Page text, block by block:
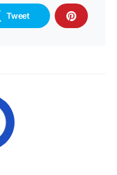
Tweet